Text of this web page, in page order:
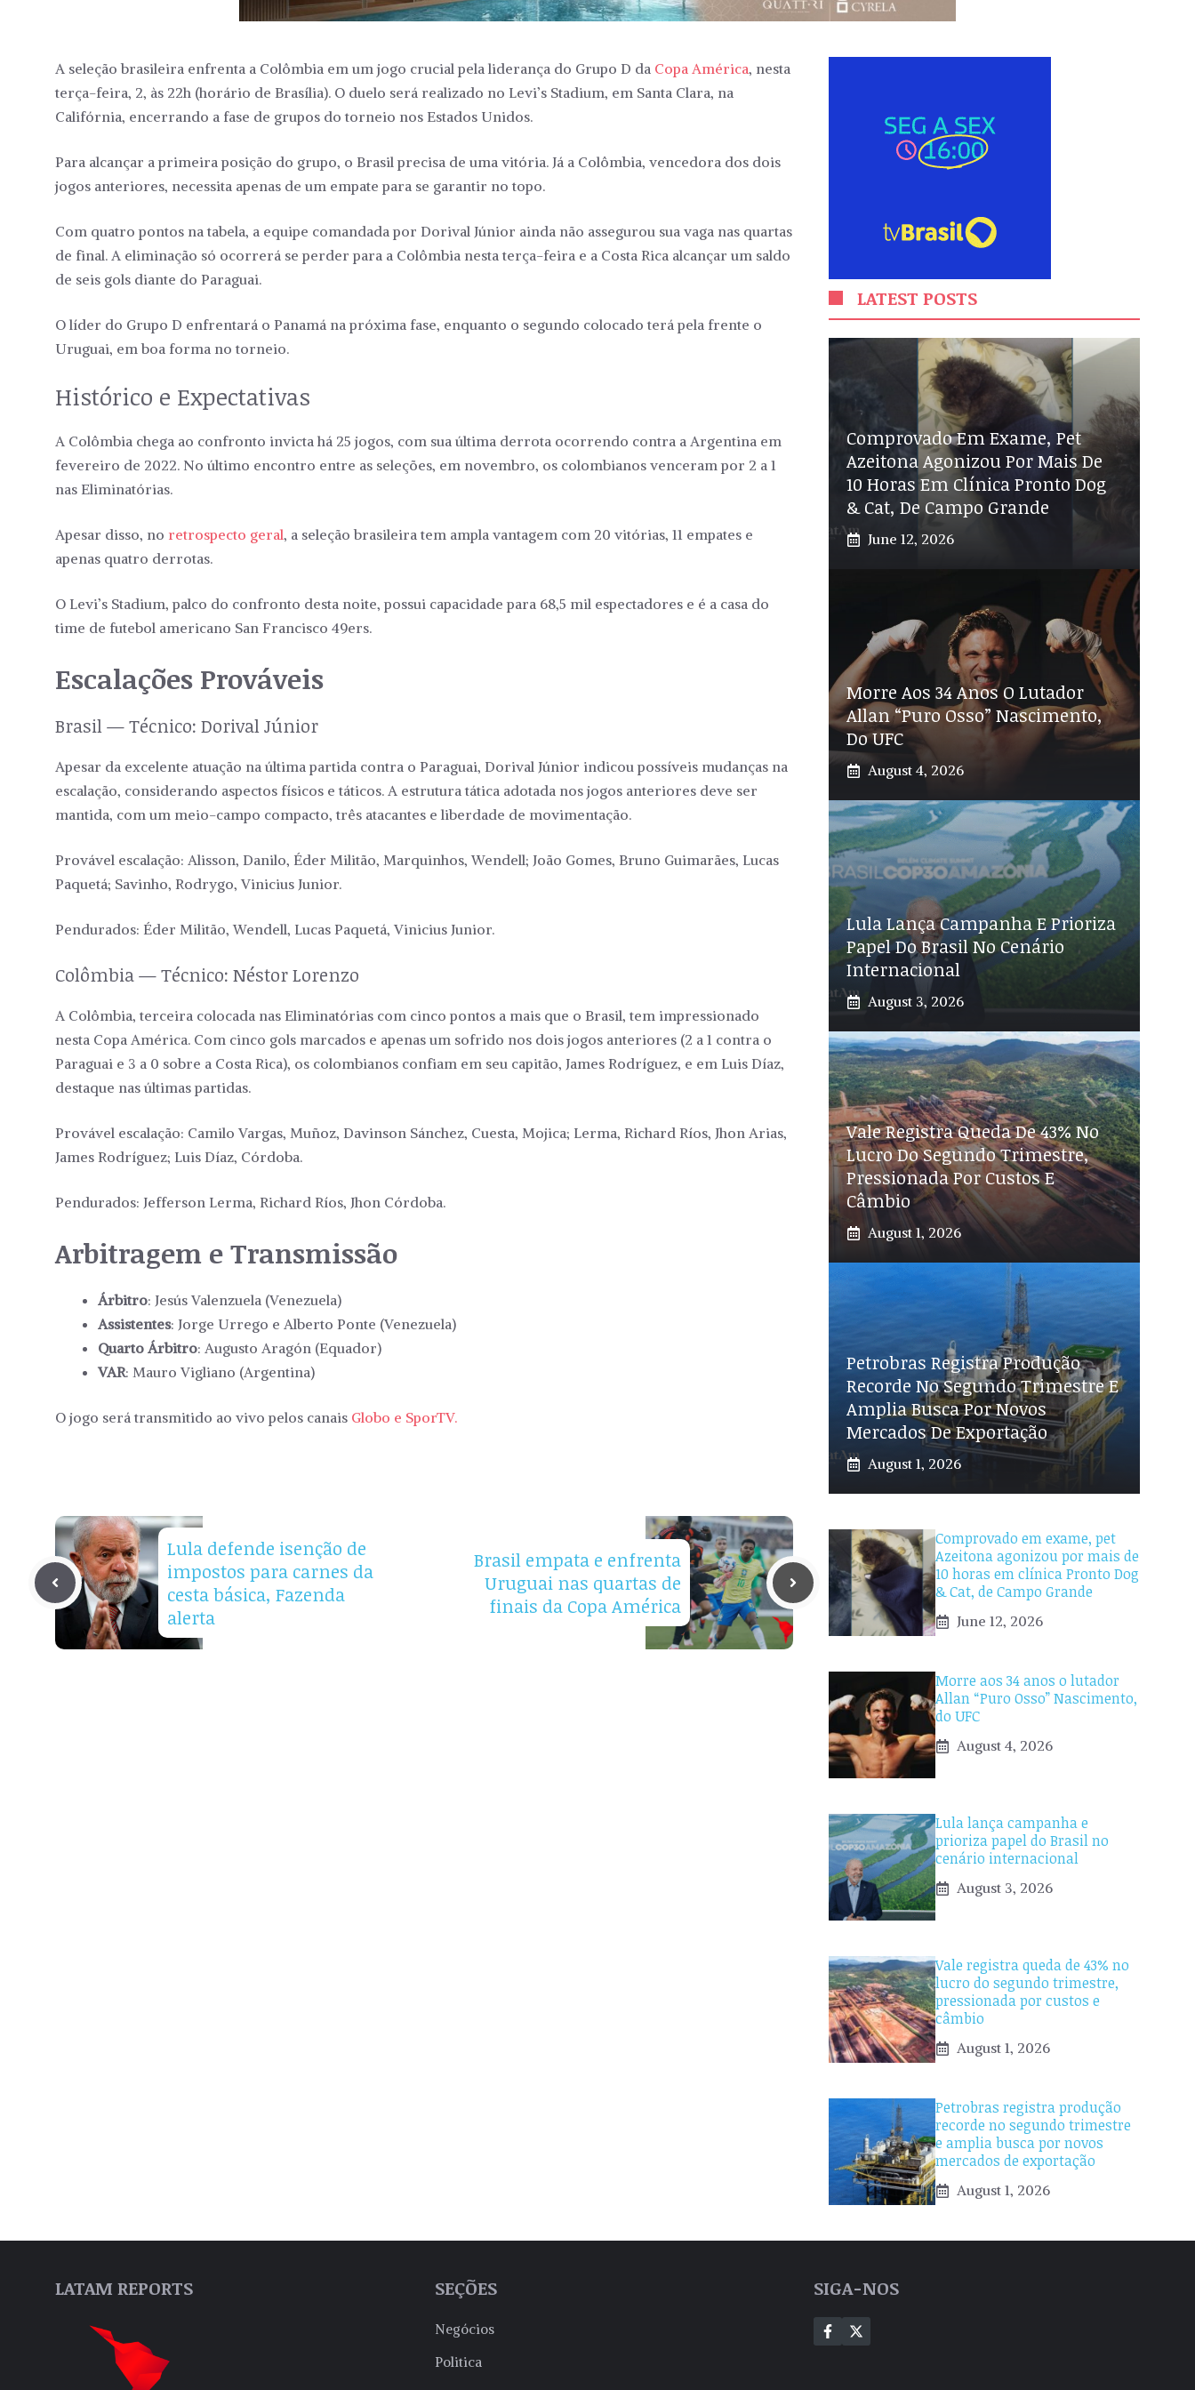
A seleção brasileira enfrenta a Colômbia em um jogo crucial pela liderança do Grupo D da Copa América, nesta
terça-feira, 2, às 22h (horário de Brasília). O duelo será realizado no Levi’s Stadium, em Santa Clara, na
Califórnia, encerrando a fase de grupos do torneio nos Estados Unidos.
Para alcançar a primeira posição do grupo, o Brasil precisa de uma vitória. Já a Colômbia, vencedora dos dois
jogos anteriores, necessita apenas de um empate para se garantir no topo.
Com quatro pontos na tabela, a equipe comandada por Dorival Júnior ainda não assegurou sua vaga nas quartas
de final. A eliminação só ocorrerá se perder para a Colômbia nesta terça-feira e a Costa Rica alcançar um saldo
de seis gols diante do Paraguai.
O líder do Grupo D enfrentará o Panamá na próxima fase, enquanto o segundo colocado terá pela frente o
Uruguai, em boa forma no torneio.
Histórico e Expectativas
A Colômbia chega ao confronto invicta há 25 jogos, com sua última derrota ocorrendo contra a Argentina em
fevereiro de 2022. No último encontro entre as seleções, em novembro, os colombianos venceram por 2 a 1
nas Eliminatórias.
Apesar disso, no retrospecto geral, a seleção brasileira tem ampla vantagem com 20 vitórias, 11 empates e
apenas quatro derrotas.
O Levi’s Stadium, palco do confronto desta noite, possui capacidade para 68,5 mil espectadores e é a casa do
time de futebol americano San Francisco 49ers.
Escalações Prováveis
Brasil — Técnico: Dorival Júnior
Apesar da excelente atuação na última partida contra o Paraguai, Dorival Júnior indicou possíveis mudanças na
escalação, considerando aspectos físicos e táticos. A estrutura tática adotada nos jogos anteriores deve ser
mantida, com um meio-campo compacto, três atacantes e liberdade de movimentação.
Provável escalação: Alisson, Danilo, Éder Militão, Marquinhos, Wendell; João Gomes, Bruno Guimarães, Lucas
Paquetá; Savinho, Rodrygo, Vinicius Junior.
Pendurados: Éder Militão, Wendell, Lucas Paquetá, Vinicius Junior.
Colômbia — Técnico: Néstor Lorenzo
A Colômbia, terceira colocada nas Eliminatórias com cinco pontos a mais que o Brasil, tem impressionado
nesta Copa América. Com cinco gols marcados e apenas um sofrido nos dois jogos anteriores (2 a 1 contra o
Paraguai e 3 a 0 sobre a Costa Rica), os colombianos confiam em seu capitão, James Rodríguez, e em Luis Díaz,
destaque nas últimas partidas.
Provável escalação: Camilo Vargas, Muñoz, Davinson Sánchez, Cuesta, Mojica; Lerma, Richard Ríos, Jhon Arias,
James Rodríguez; Luis Díaz, Córdoba.
Pendurados: Jefferson Lerma, Richard Ríos, Jhon Córdoba.
Arbitragem e Transmissão
Árbitro: Jesús Valenzuela (Venezuela)
Assistentes: Jorge Urrego e Alberto Ponte (Venezuela)
Quarto Árbitro: Augusto Aragón (Equador)
VAR: Mauro Vigliano (Argentina)
O jogo será transmitido ao vivo pelos canais Globo e SporTV.
Lula defende isenção de
impostos para carnes da
cesta básica, Fazenda
alerta
Brasil empata e enfrenta
Uruguai nas quartas de
finais da Copa América
LATEST POSTS
Comprovado Em Exame, Pet
Azeitona Agonizou Por Mais De
10 Horas Em Clínica Pronto Dog
& Cat, De Campo Grande
June 12, 2026
Morre Aos 34 Anos O Lutador
Allan “Puro Osso” Nascimento,
Do UFC
August 4, 2026
Lula Lança Campanha E Prioriza
Papel Do Brasil No Cenário
Internacional
August 3, 2026
Vale Registra Queda De 43% No
Lucro Do Segundo Trimestre,
Pressionada Por Custos E
Câmbio
August 1, 2026
Petrobras Registra Produção
Recorde No Segundo Trimestre E
Amplia Busca Por Novos
Mercados De Exportação
August 1, 2026
Comprovado em exame, pet
Azeitona agonizou por mais de
10 horas em clínica Pronto Dog
& Cat, de Campo Grande
June 12, 2026
Morre aos 34 anos o lutador
Allan “Puro Osso” Nascimento,
do UFC
August 4, 2026
Lula lança campanha e
prioriza papel do Brasil no
cenário internacional
August 3, 2026
Vale registra queda de 43% no
lucro do segundo trimestre,
pressionada por custos e
câmbio
August 1, 2026
Petrobras registra produção
recorde no segundo trimestre
e amplia busca por novos
mercados de exportação
August 1, 2026
LATAM REPORTS SEÇÕES
Negócios
Politica
SIGA-NOS